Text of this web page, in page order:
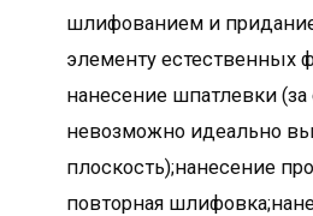
шлифованием и
элементу естественных
нанесение шпатлевки (за
невозможно идеально
плоскость);нанесение
повторная